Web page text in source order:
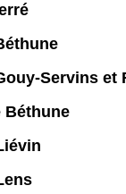
Servins et
Béthune